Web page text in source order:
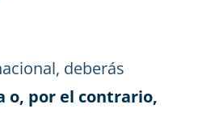
deberás
o, por el contrario,